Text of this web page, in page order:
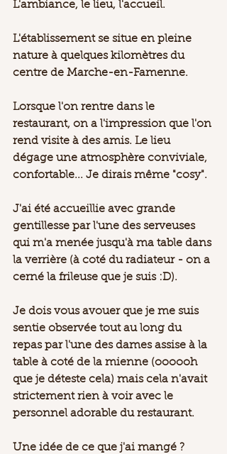
L'ambiance, le lieu, l'accueil.
L'établissement se situe en pleine
nature à quelques kilomètres du
centre de Marche-en-Famenne.
Lorsque l'on rentre dans le
restaurant, on a l'impression que l'on
rend visite à des amis. Le lieu
dégage une atmosphère conviviale,
confortable... Je dirais même "cosy".
J'ai été accueillie avec grande
gentillesse par l'une des serveuses
qui m'a menée jusqu'à ma table dans
la verrière (à coté du radiateur - on a
cerné la frileuse que je suis :D).
Je dois vous avouer que je me suis
sentie observée tout au long du
repas par l'une des dames assise à la
table à coté de la mienne (oooooh
que je déteste cela) mais cela n'avait
strictement rien à voir avec le
personnel adorable du restaurant.
Une idée de ce que j'ai mangé ?